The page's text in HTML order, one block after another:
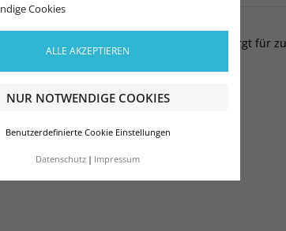
Cookies
ALLE AKZEPTIEREN
NUR NOTWENDIGE COOKIES
Benutzerdefinierte Cookie Einstellungen
Datenschutz Impressum
und trocken. Die gebürstete Innenseite sorgt für